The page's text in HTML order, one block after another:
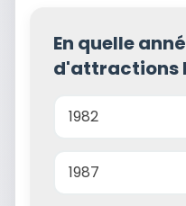
En quelle
d'attractions
1982
1987